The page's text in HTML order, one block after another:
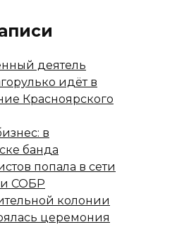
деятель
идёт в
Красноярского
в
банда
попала в сети
СОБР
колонии
церемония